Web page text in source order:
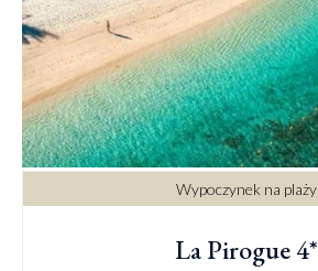
Wypoczynek na plaży
La Pirogue 4*